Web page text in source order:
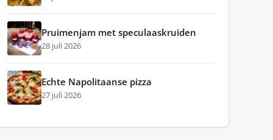
Pruimenjam met speculaaskruiden
28 juli 2026
Echte Napolitaanse pizza
27 juli 2026